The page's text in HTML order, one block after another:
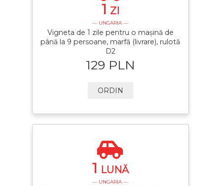
1 ZI
— UNGARIA —
Vigneta de 1 zile pentru o mașină de
până la 9 persoane, marfă (livrare), rulotă
D2
129 PLN
ORDIN
1 LUNĂ
— UNGARIA —